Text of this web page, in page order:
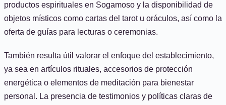
productos espirituales en Sogamoso y la disponibilidad de
objetos místicos como cartas del tarot u oráculos, así como la
oferta de guías para lecturas o ceremonias.
También resulta útil valorar el enfoque del establecimiento,
ya sea en artículos rituales, accesorios de protección
energética o elementos de meditación para bienestar
personal. La presencia de testimonios y políticas claras de